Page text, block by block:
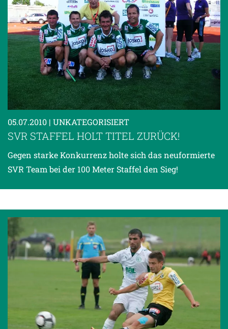
05.07.2010 | UNKATEGORISIERT
SVR STAFFEL HOLT TITEL ZURÜCK!
Gegen starke Konkurrenz holte sich das neuformierte
SVR Team bei der 100 Meter Staffel den Sieg!